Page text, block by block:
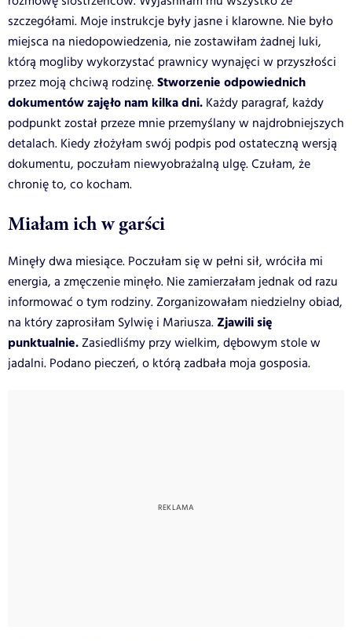
szczegółami. Moje instrukcje były jasne i klarowne. Nie było
miejsca na niedopowiedzenia, nie zostawiłam żadnej luki,
którą mogliby wykorzystać prawnicy wynajęci w przyszłości
przez moją chciwą rodzinę.Stworzenie odpowiednich
dokumentów zajęło nam kilka dni. Każdy paragraf, każdy
podpunkt został przeze mnie przemyślany w najdrobniejszych
detalach. Kiedy złożyłam swój podpis pod ostateczną wersją
dokumentu, poczułam niewyobrażalną ulgę. Czułam, że
chronię to, co kocham.
Miałam ich w garści
Minęły dwa miesiące. Poczułam się w pełni sił, wróciła mi
energia, a zmęczenie minęło. Nie zamierzałam jednak od razu
informować o tym rodziny. Zorganizowałam niedzielny obiad,
na który zaprosiłam Sylwię i Mariusza. Zjawili się
punktualnie.Zasiedliśmy przy wielkim, dębowym stole w
jadalni. Podano pieczeń, o którą zadbała moja gosposia.